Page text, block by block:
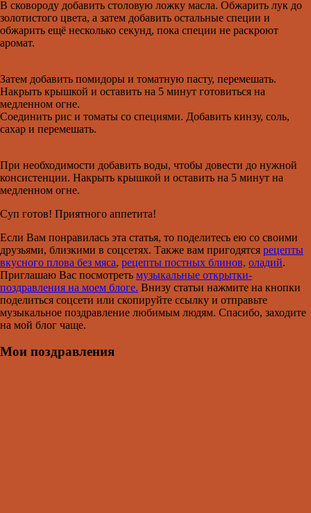
В сковороду добавить столовую ложку масла. Обжарить лук до
золотистого цвета, а затем добавить остальные специи и
обжарить ещё несколько секунд, пока специи не раскроют
аромат.
Затем добавить помидоры и томатную пасту, перемешать.
Накрыть крышкой и оставить на 5 минут готовиться на
медленном огне.
Соединить рис и томаты со специями. Добавить кинзу, соль,
сахар и перемешать.
При необходимости добавить воды, чтобы довести до нужной
консистенции. Накрыть крышкой и оставить на 5 минут на
медленном огне.
Суп готов! Приятного аппетита!
Если Вам понравилась эта статья, то поделитесь ею со своими
друзьями, близкими в соцсетях. Также вам пригодятся рецепты
вкусного плова без мяса, рецепты постных блинов, оладий.
Приглашаю Вас посмотреть музыкальные открытки-
поздравления на моем блоге. Внизу статьи нажмите на кнопки
поделиться соцсети или скопируйте ссылку и отправьте
музыкальное поздравление любимым людям. Спасибо, заходите
на мой блог чаще.
Мои поздравления